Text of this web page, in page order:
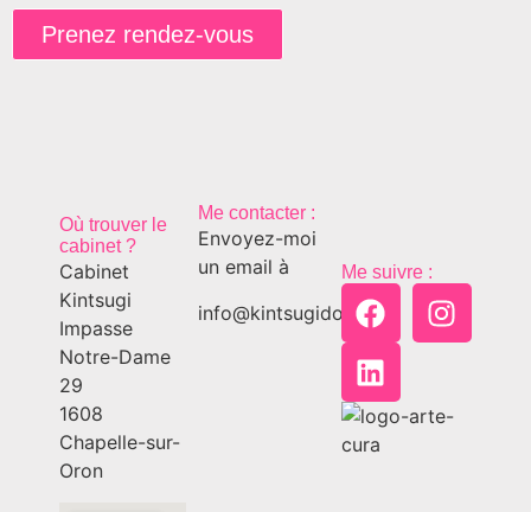
Prenez rendez-vous
Où trouver le
cabinet ?
Cabinet
Kintsugi
Impasse
Notre-Dame
29
1608
Chapelle-sur-
Oron
Me contacter :
Envoyez-moi
un email à
info@kintsugido.ch
Me suivre :